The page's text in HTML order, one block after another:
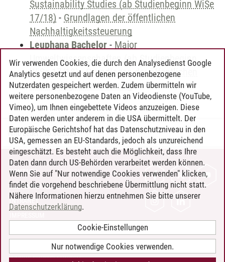
Sustainability Studies (ab Studienbeginn WiSe
17/18) - Grundlagen der öffentlichen
Nachhaltigkeitssteuerung
Leuphana Bachelor - Major
Umweltwissenschaften (ab Studienbeginn
WiSe 17/18)-Grundlagen der öffentlichen
Nachhaltigkeitssteuerung
Timo Leder/30.06.2024
KONTAKT
LEUPHANA ALS ARBEITGEBER
INTRANET
BARRIEREFREIHEIT
COOKIE-EINSTELLUNGEN
Wir verwenden Cookies, die durch den Analysedienst Google
Analytics gesetzt und auf denen personenbezogene
Nutzerdaten gespeichert werden. Zudem übermitteln wir
weitere personenbezogene Daten an Videodienste (YouTube,
Vimeo), um Ihnen eingebettete Videos anzuzeigen. Diese
Daten werden unter anderem in die USA übermittelt. Der
Europäische Gerichtshof hat das Datenschutzniveau in den
USA, gemessen an EU-Standards, jedoch als unzureichend
eingeschätzt. Es besteht auch die Möglichkeit, dass Ihre
Daten dann durch US-Behörden verarbeitet werden können.
Wenn Sie auf "Nur notwendige Cookies verwenden" klicken,
findet die vorgehend beschriebene Übermittlung nicht statt.
Nähere Informationen hierzu entnehmen Sie bitte unserer
Datenschutzerklärung.
Cookie-Einstellungen
Nur notwendige Cookies verwenden.